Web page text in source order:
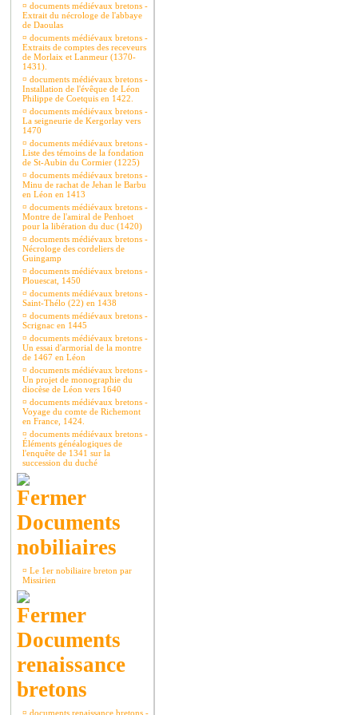
¤ documents médiévaux bretons -
Extrait du nécrologe de l'abbaye
de Daoulas
¤ documents médiévaux bretons -
Extraits de comptes des receveurs
de Morlaix et Lanmeur (1370-
1431).
¤ documents médiévaux bretons -
Installation de l'évêque de Léon
Philippe de Coetquis en 1422.
¤ documents médiévaux bretons -
La seigneurie de Kergorlay vers
1470
¤ documents médiévaux bretons -
Liste des témoins de la fondation
de St-Aubin du Cormier (1225)
¤ documents médiévaux bretons -
Minu de rachat de Jehan le Barbu
en Léon en 1413
¤ documents médiévaux bretons -
Montre de l'amiral de Penhoet
pour la libération du duc (1420)
¤ documents médiévaux bretons -
Nécrologe des cordeliers de
Guingamp
¤ documents médiévaux bretons -
Plouescat, 1450
¤ documents médiévaux bretons -
Saint-Thélo (22) en 1438
¤ documents médiévaux bretons -
Scrignac en 1445
¤ documents médiévaux bretons -
Un essai d'armorial de la montre
de 1467 en Léon
¤ documents médiévaux bretons -
Un projet de monographie du
diocèse de Léon vers 1640
¤ documents médiévaux bretons -
Voyage du comte de Richemont
en France, 1424.
¤ documents médiévaux bretons -
Éléments généalogiques de
l'enquête de 1341 sur la
succession du duché
Documents
nobiliaires
¤ Le 1er nobiliaire breton par
Missirien
Documents
renaissance
bretons
¤ documents renaissance bretons -